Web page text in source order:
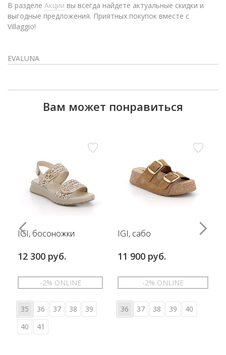
В разделе Акции вы всегда найдете актуальные скидки и
выгодные предложения. Приятных покупок вместе с
Villaggio!
EVALUNA
Вам может понравиться
IGI, босоножки
12 300 руб.
-2% ONLINE
35 36 37 38
39
40
41
IGI, сабо
11 900 руб.
-2% ONLINE
36 37 38 39 40